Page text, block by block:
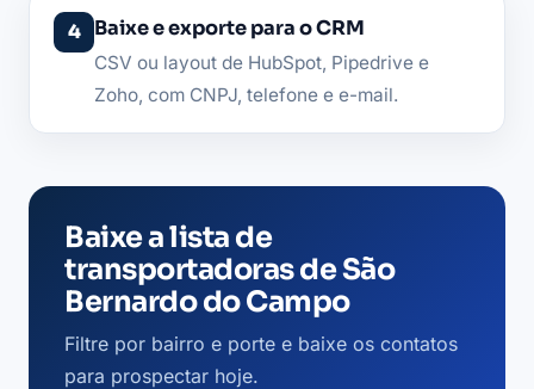
Baixe e exporte para o CRM
CSV ou layout de HubSpot, Pipedrive e
Zoho, com CNPJ, telefone e e-mail.
Baixe a lista de
transportadoras de São
Bernardo do Campo
Filtre por bairro e porte e baixe os contatos
para prospectar hoje.